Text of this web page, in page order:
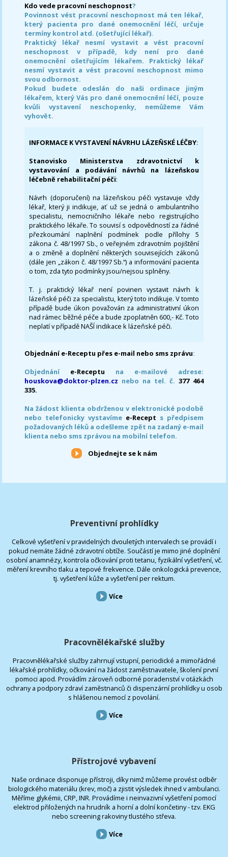
Kdo vede pracovní neschopnost?
Povinnost vést pracovní neschopnost má ten lékař,
který pacienta pro dané onemocnění léčí, určuje
termíny kontrol atd. (ošetřující lékař).
Praktický lékař nesmí vystavit a vést pracovní
neschopnost v případě, kdy není pro dané
onemocnění ošetřujícím lékařem. Praktický lékař
nesmí vystavit a vést pracovní neschopnost mimo
svou odbornost.
Pokud budete odeslán do naši ordinace jiným
lékařem, který Vás pro dané onemocnění léčí, pouze
kvůli vystavení neschopenky, nemůžeme Vám
vyhovět.
INFORMACE K VYSTAVENÍ NÁVRHU LÁZEŇSKÉ LÉČBY:
Stanovisko Ministerstva zdravotnictví k
vystavování a podávání návrhů na lázeňskou
léčebně rehabilitační péči:
Návrh (doporučení) na lázeňskou péči vystavuje vždy
lékař, který ji indikuje, ať už se jedná o ambulantního
specialistu, nemocničního lékaře nebo registrujícího
praktického lékaře. To souvisí s odpovědností za řádné
přezkoumání naplnění podmínek podle přílohy 5
zákona č. 48/1997 Sb., o veřejném zdravotním pojištění
a o změně a doplnění některých souvisejících zákonů
(dále jen „zákon č. 48/1997 Sb.“) a informování pacienta
o tom, zda tyto podmínky jsou/nejsou splněny.
T. j. praktický lékař není povinen vystavit návrh k
lázeňské péči za specialistu, který toto indikuje. V tomto
případě bude úkon považován za administrativní úkon
nad rámec běžné péče a bude zpoplatněn 600,- Kč. Toto
neplatí v případě NAŠÍ indikace k lázeňské péči.
Objednání e-Receptu přes e-mail nebo sms zprávu:
Objednání e-Receptu na e-mailové adrese:
houskova@doktor-plzen.cz nebo na tel. č. 377 464
335.
Na žádost klienta obdrženou v elektronické podobě
nebo telefonicky vystavíme e-Recept s předpisem
požadovaných léků a odešleme zpět na zadaný e-mail
klienta nebo sms zprávou na mobilní telefon.
Objednejte se k nám
Preventivní prohlídky
Celkové vyšetření v pravidelných dvouletých intervalech se provádí i
pokud nemáte žádné zdravotní obtíže. Součástí je mimo jiné doplnění
osobní anamnézy, kontrola očkování proti tetanu, fyzikální vyšetření, vč.
měření krevního tlaku a tepové frekvence. Dále onkologická prevence,
tj. vyšetření kůže a vyšetření per rektum.
Více
Pracovnělékařské služby
Pracovnělékařské služby zahrnují vstupní, periodické a mimořádné
lékařské prohlídky, očkování na žádost zaměstnavatele, školení první
pomoci apod. Provádím zároveň odborné poradenství v otázkách
ochrany a podpory zdraví zaměstnanců či dispenzární prohlídky u osob
s hlášenou nemocí z povolání.
Více
Přístrojové vybavení
Naše ordinace disponuje přístroji, díky nimž můžeme provést odběr
biologického materiálu (krev, moč) a zjistit výsledek ihned v ambulanci.
Měříme glykémii, CRP, INR. Provádíme i neinvazivní vyšetření pomocí
elektrod přiložených na hrudník a horní a dolní končetiny - tzv. EKG
nebo screening rakoviny tlustého střeva.
Více